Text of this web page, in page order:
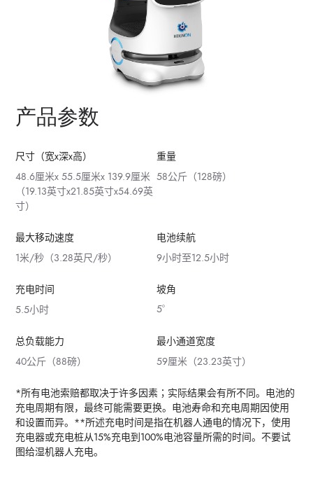
产品参数
尺寸（宽x深x高）
48.6厘米x 55.5厘米x 139.9厘米
（19.13英寸x21.85英寸x54.69英
寸）
重量
58公斤（128磅）
最大移动速度
1米/秒（3.28英尺/秒）
电池续航
9小时至12.5小时
充电时间
5.5小时
坡角
5°
总负载能力
40公斤（88磅）
最小通道宽度
59厘米（23.23英寸）
*所有电池索赔都取决于许多因素；实际结果会有所不同。电池的
充电周期有限，最终可能需要更换。电池寿命和充电周期因使用
和设置而异。**所述充电时间是指在机器人通电的情况下，使用
充电器或充电桩从15%充电到100%电池容量所需的时间。不要试
图给湿机器人充电。